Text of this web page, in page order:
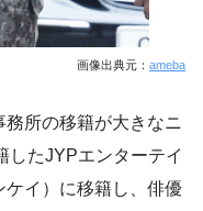
画像出典元： ameba
所の移籍が大きなニ
したJYPエンターテイ
ケイ）に移籍し、俳優